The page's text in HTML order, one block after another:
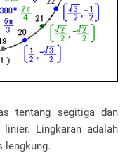
tentang segitiga dan
Lingkaran adalah
lengkung.